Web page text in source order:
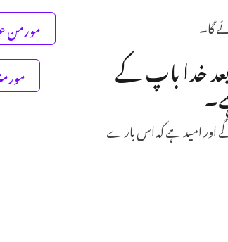
گا۔
خدا باپ کے
اور امید ہے کہ اس بارے
مورمن